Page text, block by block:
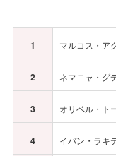
1 マルコス・ア
2 ネマニャ・グ
3 オリベル・ト
4 イバン・ラキ